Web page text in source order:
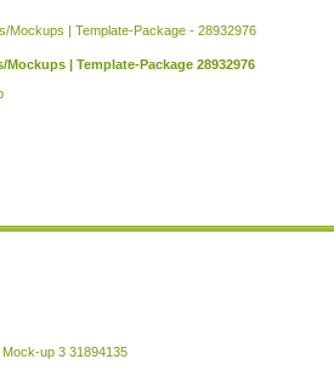
| Template-Package 28932976